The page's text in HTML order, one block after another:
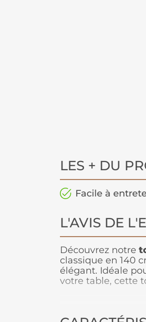
LES + DU
Facile à
L'AVIS DE
Découvrez notre
classique en 140
élégant. Idéale
votre table, cette
décoration sobre